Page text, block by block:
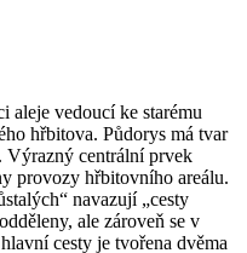
aleje vedoucí ke starému
hřbitova. Půdorys má tvar
Výrazný centrální prvek
provozy hřbitovního areálu.
navazují „cesty
ale zároveň se v
cesty je tvořena dvěma